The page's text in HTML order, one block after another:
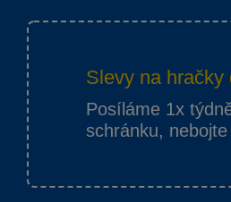
Slevy na
Posíláme 1x
schránku,